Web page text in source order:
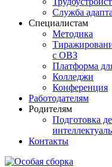
Служба
Специалистам
Методика
с ОВЗ
Платформа
Колледжи
Конференция
Работодателям
Родителям
Подготовка
Контакты